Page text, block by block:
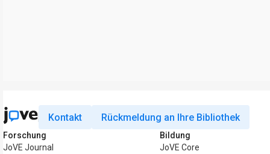
Kontakt Rückmeldung an Ihre Bibliothek
Forschung
JoVE Journal
Bildung
JoVE Core